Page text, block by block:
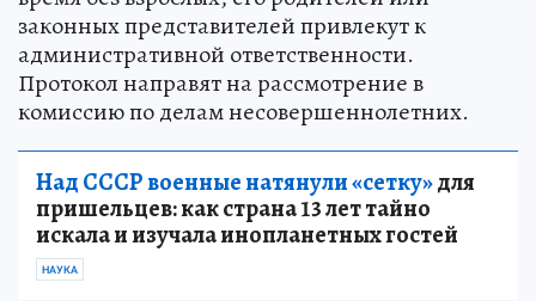
законных представителей привлекут к
административной ответственности.
Протокол направят на рассмотрение в
комиссию по делам несовершеннолетних.
Над СССР военные натянули «сетку»для
пришельцев: как страна 13 лет тайно
искала и изучала инопланетных гостей
НАУКА